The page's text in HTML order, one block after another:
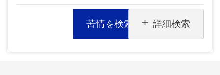
苦情を検索 詳細検索